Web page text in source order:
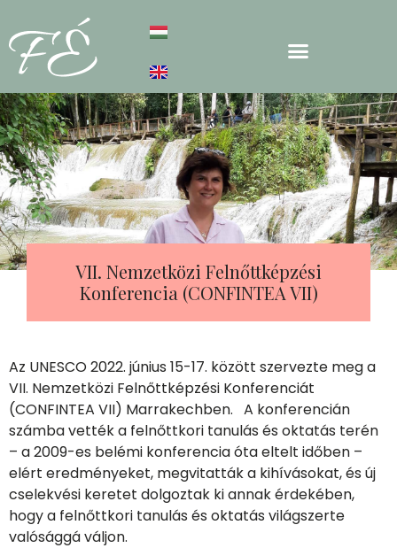
VII. Nemzetközi Felnőttképzési
Konferencia (CONFINTEA VII)
Az UNESCO 2022. június 15-17. között szervezte meg a
VII. Nemzetközi Felnőttképzési Konferenciát
(CONFINTEA VII) Marrakechben. A konferencián
számba vették a felnőttkori tanulás és oktatás terén
– a 2009-es belémi konferencia óta eltelt időben –
elért eredményeket, megvitatták a kihívásokat, és új
cselekvési keretet dolgoztak ki annak érdekében,
hogy a felnőttkori tanulás és oktatás világszerte
valósággá váljon.